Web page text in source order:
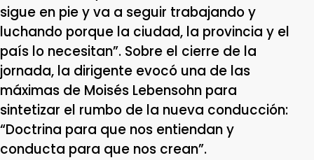
sigue en pie y va a seguir trabajando y
luchando porque la ciudad, la provincia y el
país lo necesitan”. Sobre el cierre de la
jornada, la dirigente evocó una de las
máximas de Moisés Lebensohn para
sintetizar el rumbo de la nueva conducción:
“Doctrina para que nos entiendan y
conducta para que nos crean”.